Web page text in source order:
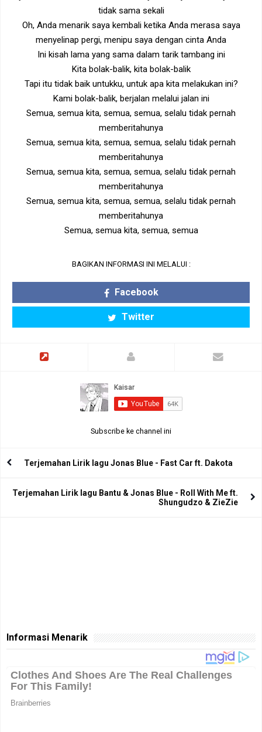
tidak sama sekali
Oh, Anda menarik saya kembali ketika Anda merasa saya
menyelinap pergi, menipu saya dengan cinta Anda
Ini kisah lama yang sama dalam tarik tambang ini
Kita bolak-balik, kita bolak-balik
Tapi itu tidak baik untukku, untuk apa kita melakukan ini?
Kami bolak-balik, berjalan melalui jalan ini
Semua, semua kita, semua, semua, selalu tidak pernah
memberitahunya
Semua, semua kita, semua, semua, selalu tidak pernah
memberitahunya
Semua, semua kita, semua, semua, selalu tidak pernah
memberitahunya
Semua, semua kita, semua, semua, selalu tidak pernah
memberitahunya
Semua, semua kita, semua, semua
BAGIKAN INFORMASI INI MELALUI :
Facebook
Twitter
Subscribe ke channel ini
Terjemahan Lirik lagu Jonas Blue - Fast Car ft. Dakota
Terjemahan Lirik lagu Bantu & Jonas Blue - Roll With Me ft.
Shungudzo & ZieZie
Informasi Menarik